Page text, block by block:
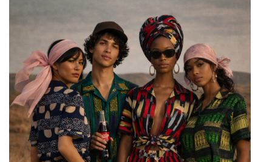
Silhouette
Austrian Fashion Awards 2025
Sangreal
United Kids
Julia Malischnig
Lights of Vienna